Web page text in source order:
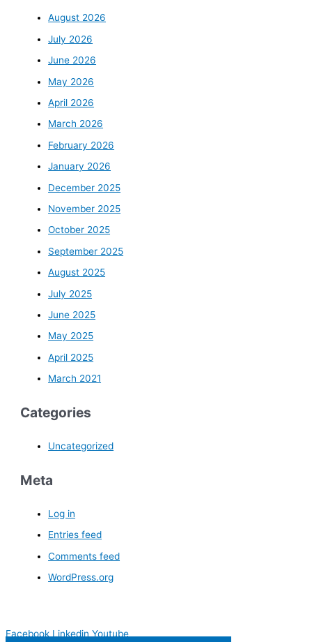
August 2026
July 2026
June 2026
May 2026
April 2026
March 2026
February 2026
January 2026
December 2025
November 2025
October 2025
September 2025
August 2025
July 2025
June 2025
May 2025
April 2025
March 2021
Categories
Uncategorized
Meta
Log in
Entries feed
Comments feed
WordPress.org
Facebook Linkedin Youtube